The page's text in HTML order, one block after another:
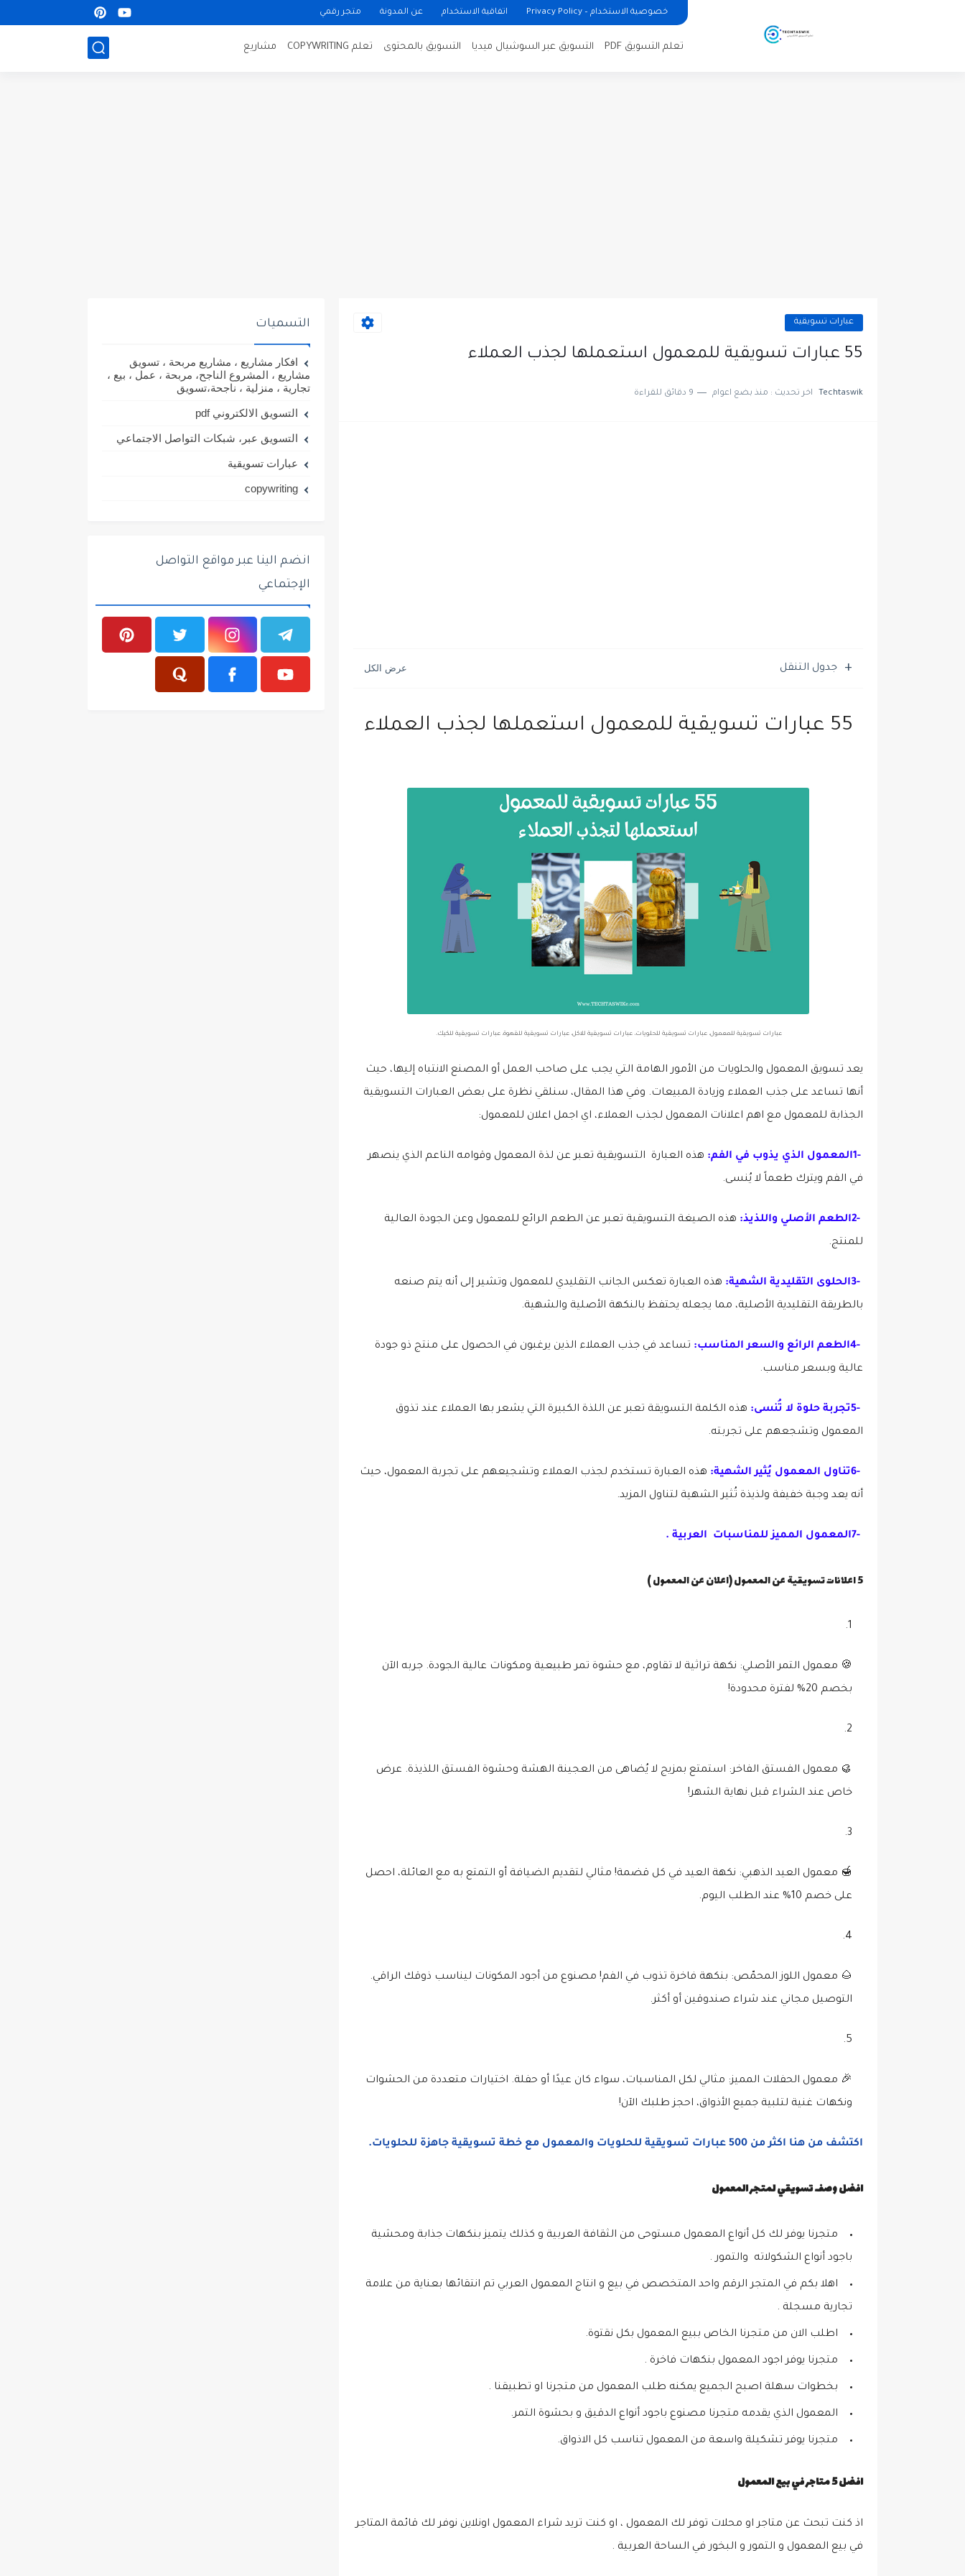
خصوصية الاستخدام – Privacy Policy اتفاقية الاستخدام عن المدونة متجر رقمي
تعلم التسويق PDF التسويق عبر السوشيال ميديا التسويق بالمحتوى تعلم COPYWRITING مشاريع
عبارات تسويقية
55 عبارات تسويقية للمعمول استعملها لجذب العملاء
Techtaswik اخر تحديث : منذ بضع اعوام 9 دقائق للقراءة
جدول التنقل
55 عبارات تسويقية للمعمول استعملها لجذب العملاء
عبارات تسويقية للمعمول، عبارات تسويقية للحلويات، عبارات تسويقية للاكل، عبارات تسويقية للقهوة، عبارات تسويقية للكيك.
يعد تسويق المعمول والحلويات من الأمور الهامة التي يجب على صاحب العمل أو المصنع الانتباه إليها، حيث
أنها تساعد على جذب العملاء وزيادة المبيعات. وفي هذا المقال، سنلقي نظرة على بعض العبارات التسويقية
الجذابة للمعمول مع اهم اعلانات المعمول لجذب العملاء، اي اجمل اعلان للمعمول:
1-المعمول الذي يذوب في الفم: هذه العبارة
التسويقية تعبر عن لذة المعمول وقوامه الناعم الذي ينصهر
في الفم ويترك طعماً لا يُنسى.
2-الطعم الأصلي واللذيذ: هذه الصيغة التسويقية تعبر عن الطعم الرائع للمعمول وعن الجودة العالية
للمنتج.
3-الحلوى التقليدية الشهية: هذه العبارة تعكس الجانب التقليدي للمعمول وتشير إلى أنه يتم صنعه
بالطريقة التقليدية الأصلية، مما يجعله يحتفظ بالنكهة الأصلية والشهية.
4-الطعم الرائع والسعر المناسب: تساعد في جذب العملاء الذين يرغبون في الحصول على منتج ذو جودة
عالية وبسعر مناسب.
5-تجربة حلوة لا تُنسى: هذه الكلمة التسويقة تعبر عن اللذة الكبيرة التي يشعر بها العملاء عند تذوق
المعمول وتشجعهم على تجربته.
6-تناول المعمول يُثير الشهية: هذه العبارة تستخدم لجذب العملاء وتشجيعهم على تجربة المعمول، حيث
أنه يعد وجبة خفيفة ولذيذة تُثير الشهية لتناول المزيد.
7-المعمول المميز للمناسبات العربية .
5 اعلانات تسويقية عن المعمول (اعلان عن المعمول )
🍪 معمول التمر الأصلي: نكهة تراثية لا تقاوم، مع حشوة تمر طبيعية ومكونات عالية الجودة. جربه الآن
بخصم 20% لفترة محدودة!
🥮 معمول الفستق الفاخر: استمتع بمزيج لا يُضاهى من العجينة الهشة وحشوة الفستق اللذيذة. عرض
خاص عند الشراء قبل نهاية الشهر!
🍯 معمول العيد الذهبي: نكهة العيد في كل قضمة! مثالي لتقديم الضيافة أو التمتع به مع العائلة، احصل
على خصم 10% عند الطلب اليوم.
🌰 معمول اللوز المحمّص: بنكهة فاخرة تذوب في الفم! مصنوع من أجود المكونات ليناسب ذوقك الراقي.
التوصيل مجاني عند شراء صندوقين أو أكثر.
🎉 معمول الحفلات المميز: مثالي لكل المناسبات، سواء كان عيدًا أو حفلة. اختيارات متعددة من الحشوات
ونكهات غنية لتلبية جميع الأذواق، احجز طلبك الآن!
اكتشف من هنا اكثر من 500 عبارات تسويقية للحلويات والمعمول مع خطة تسويقية جاهزة للحلويات.
افضل وصف تسويقي لمتجر المعمول
متجرنا يوفر لك كل أنواع المعمول مستوحى من الثقافة العربية و كذلك يتميز بنكهات جذابة ومحشية
باجود أنواع الشكولاته
والتمور .
اهلا بكم في المتجر الرقم واحد المتخصص في بيع و انتاج المعمول العربي تم انتقائها بعناية من علامة
تجارية مسجلة .
اطلب الان من متجرنا الخاص ببيع المعمول بكل نقتوة.
متجرنا يوفر اجود المعمول بنكهات فاخرة .
بخطوات سهلة اصبح الجميع يمكنه طلب المعمول من متجرنا او تطبيقنا .
المعمول الذي يقدمه متجرنا مصنوع باجود أنواع الدقيق و بحشوة التمر.
متجرنا يوفر تشكيلة واسعة من المعمول تناسب كل الاذواق.
افضل 5 متاجر في بيع المعمول
اذ كنت تبحث عن متاجر او محلات توفر لك المعمول ، او كنت تريد شراء المعمول اونلاين نوفر لك قائمة المتاجر
في بيع المعمول و التمور و البخور في الساحة العربية .
التسميات
افكار مشاريع ، مشاريع مربحة ، تسويق
مشاريع ، المشروع الناجح، مربحة ، عمل ، بيع ،
تجارية ، منزلية ، ناجحة،تسويق
التسويق الالكتروني pdf
التسويق عبر، شبكات التواصل الاجتماعي
عبارات تسويقية
copywriting
انضم الينا عبر مواقع التواصل
الإجتماعي